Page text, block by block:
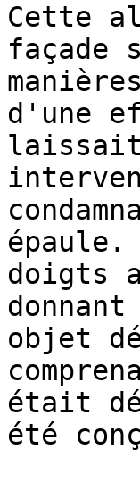
Cette
façade
d'une
laissait
doigts
objet
était
été